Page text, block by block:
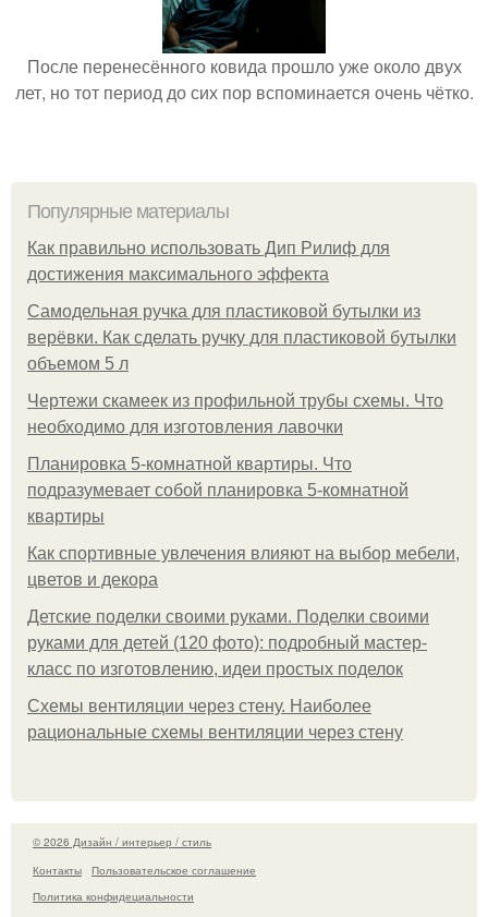
После перенесённого ковида прошло уже около двух
лет, но тот период до сих пор вспоминается очень чётко.
Популярные материалы
Как правильно использовать Дип Рилиф для
достижения максимального эффекта
Самодельная ручка для пластиковой бутылки из
верёвки. Как сделать ручку для пластиковой бутылки
объемом 5 л
Чертежи скамеек из профильной трубы схемы. Что
необходимо для изготовления лавочки
Планировка 5-комнатной квартиры. Что
подразумевает собой планировка 5-комнатной
квартиры
Как спортивные увлечения влияют на выбор мебели,
цветов и декора
Детские поделки своими руками. Поделки своими
руками для детей (120 фото): подробный мастер-
класс по изготовлению, идеи простых поделок
Схемы вентиляции через стену. Наиболее
рациональные схемы вентиляции через стену
© 2026 Дизайн / интерьер / стиль
Контакты
Пользовательское соглашение
Политика конфидециальности